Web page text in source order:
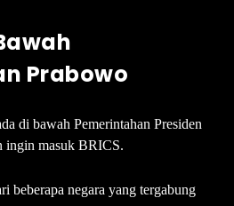
Prabowo
di bawah Pemerintahan Presiden
ingin masuk BRICS.
beberapa negara yang tergabung